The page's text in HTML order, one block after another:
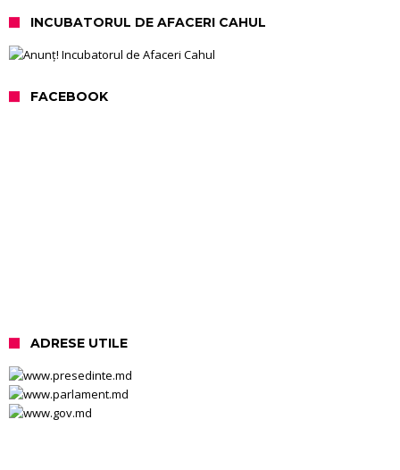
INCUBATORUL DE AFACERI CAHUL
FACEBOOK
ADRESE UTILE